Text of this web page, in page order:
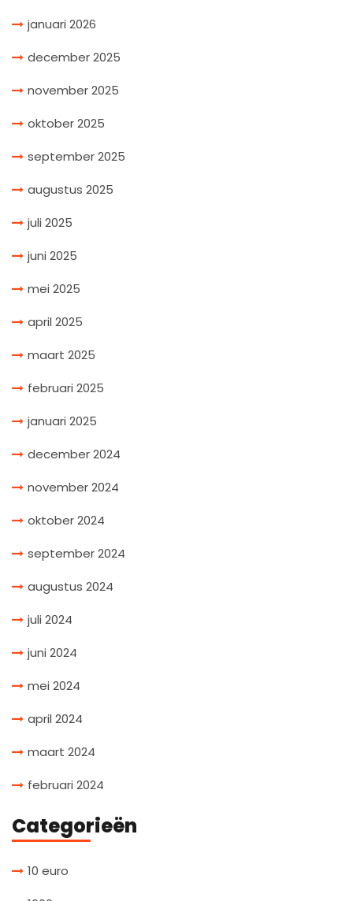
januari 2026
december 2025
november 2025
oktober 2025
september 2025
augustus 2025
juli 2025
juni 2025
mei 2025
april 2025
maart 2025
februari 2025
januari 2025
december 2024
november 2024
oktober 2024
september 2024
augustus 2024
juli 2024
juni 2024
mei 2024
april 2024
maart 2024
februari 2024
Categorieën
10 euro